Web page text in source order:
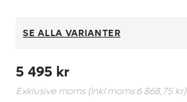
SE ALLA VARIANTER
5 495 kr
Exklusive moms (Inkl moms6 868,75 kr)